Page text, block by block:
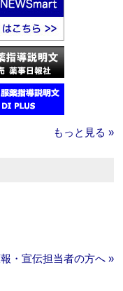
もっと見る »
・宣伝担当者の方へ »